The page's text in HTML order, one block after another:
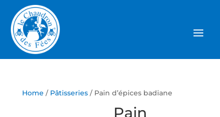
Home / Pâtisseries/ Pain d’épices badiane
Pain